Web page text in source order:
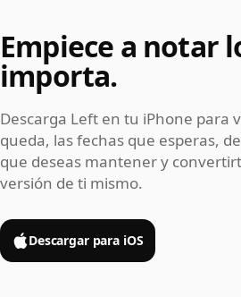
Empiece a notar
importa.
Descarga Left en tu iPhone para
queda, las fechas que esperas,
que deseas mantener y
versión de ti mismo.
Descargar para iOS